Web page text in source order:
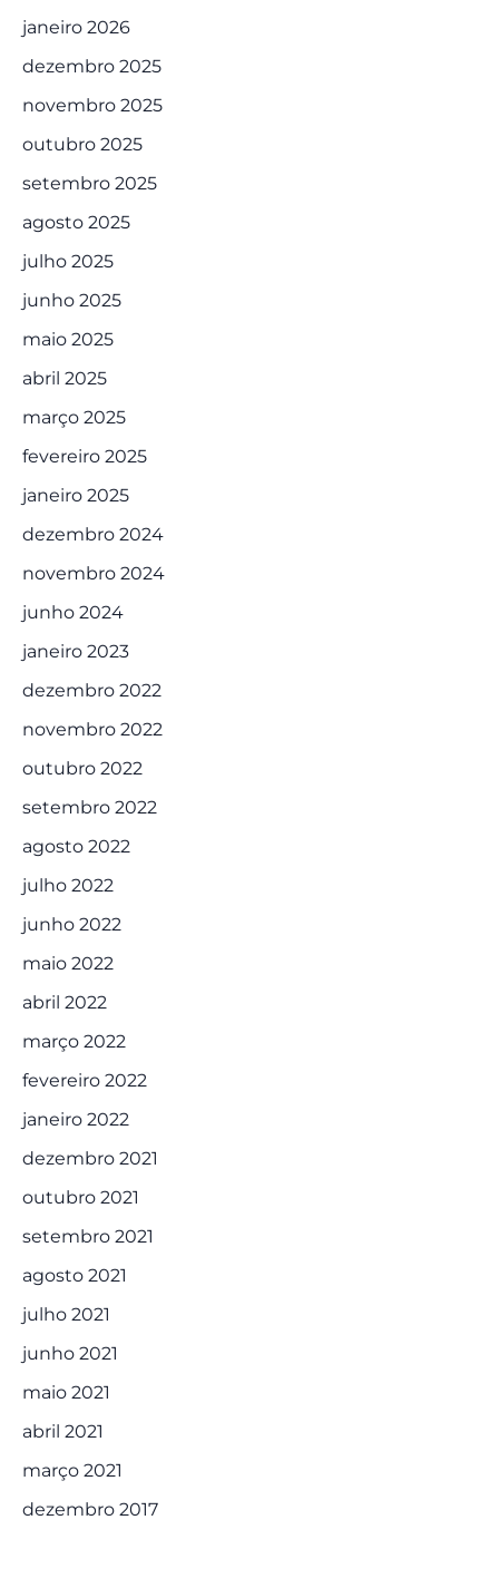
janeiro 2026
dezembro 2025
novembro 2025
outubro 2025
setembro 2025
agosto 2025
julho 2025
junho 2025
maio 2025
abril 2025
março 2025
fevereiro 2025
janeiro 2025
dezembro 2024
novembro 2024
junho 2024
janeiro 2023
dezembro 2022
novembro 2022
outubro 2022
setembro 2022
agosto 2022
julho 2022
junho 2022
maio 2022
abril 2022
março 2022
fevereiro 2022
janeiro 2022
dezembro 2021
outubro 2021
setembro 2021
agosto 2021
julho 2021
junho 2021
maio 2021
abril 2021
março 2021
dezembro 2017